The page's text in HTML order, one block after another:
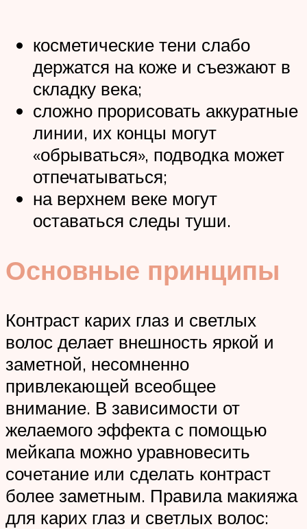
косметические тени слабо
держатся на коже и съезжают в
складку века;
сложно прорисовать аккуратные
линии, их концы могут
«обрываться», подводка может
отпечатываться;
на верхнем веке могут
оставаться следы туши.
Основные принципы
Контраст карих глаз и светлых
волос делает внешность яркой и
заметной, несомненно
привлекающей всеобщее
внимание. В зависимости от
желаемого эффекта с помощью
мейкапа можно уравновесить
сочетание или сделать контраст
более заметным. Правила макияжа
для карих глаз и светлых волос: